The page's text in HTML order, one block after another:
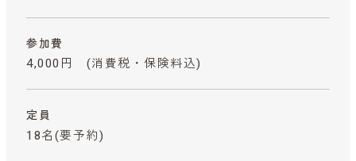
参加費
4,000円 (消費税・保険料込)
定員
18名(要予約)